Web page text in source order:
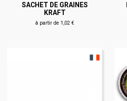
SACHET DE GRAINES
KRAFT
à partir de 1,02 €